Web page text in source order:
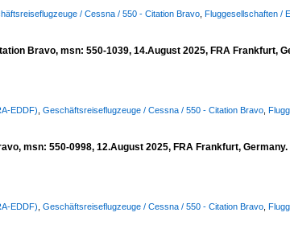
/ Cessna / 550 - Citation Bravo Fluggesellschaften /
Bravo, msn: 550-1039, 14.August 2025, FRA Frankfurt,
EDDF) Geschäftsreiseflugzeuge / Cessna / 550 - Citation Bravo
msn: 550-0998, 12.August 2025, FRA Frankfurt, Germany.
EDDF) Geschäftsreiseflugzeuge / Cessna / 550 - Citation Bravo